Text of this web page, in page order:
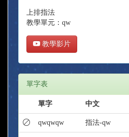
上排指法
教學單元：qw
教學影片
單字表
單字 中文
qwqwqw 指法-qw